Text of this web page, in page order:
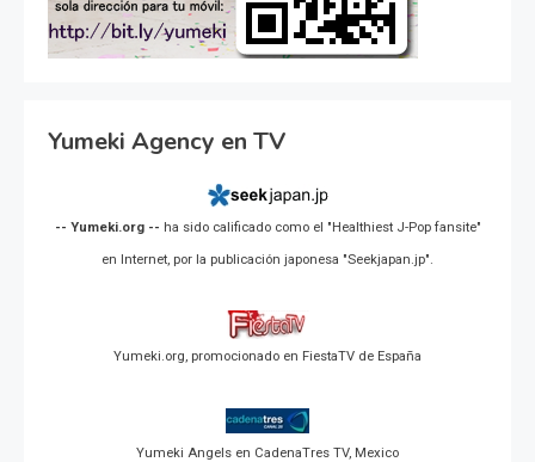
Yumeki Agency en TV
-- Yumeki.org -- ha sido calificado como el "Healthiest J-Pop fansite"
en Internet, por la publicación japonesa "Seekjapan.jp".
Yumeki.org, promocionado en FiestaTV de España
Yumeki Angels en CadenaTres TV, Mexico